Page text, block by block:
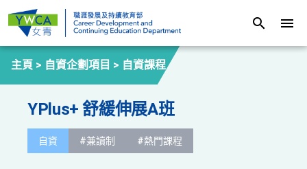
search menu
主頁 > 自資企劃項目 > 自資課程
YPlus+ 舒緩伸展A班
自資 #兼讀制 #熱門課程